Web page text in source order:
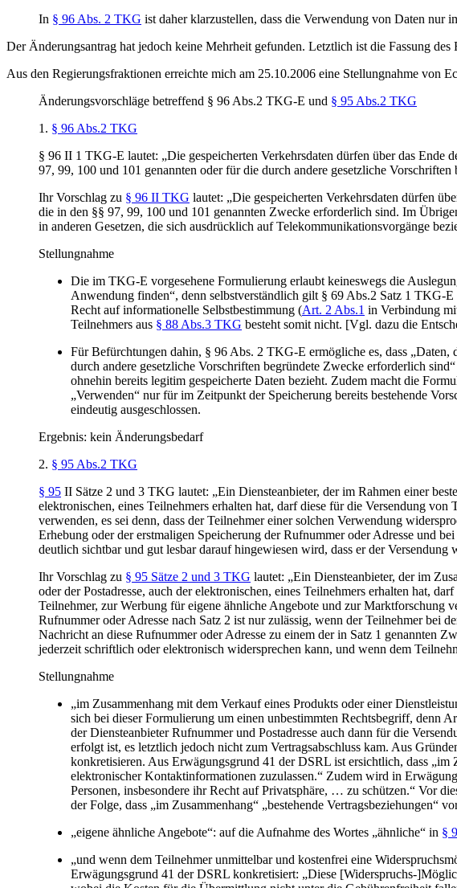
In § 96 Abs. 2 TKG ist daher klarzustellen, dass die Verwendung von Daten nur
Der Änderungsantrag hat jedoch keine Mehrheit gefunden. Letztlich ist die Fassung
Aus den Regierungsfraktionen erreichte mich am 25.10.2006 eine Stellungnahme von
Änderungsvorschläge betreffend § 96 Abs.2 TKG-E und § 95 Abs.2 TKG
1. § 96 Abs.2 TKG
§ 96 II 1 TKG-E lautet: „Die gespeicherten Verkehrsdaten dürfen über das
97, 99, 100 und 101 genannten oder für die durch andere gesetzliche
Ihr Vorschlag zu § 96 II TKG lautet: „Die gespeicherten Verkehrsdaten dürfen
die in den §§ 97, 99, 100 und 101 genannten Zwecke erforderlich sind. Im
in anderen Gesetzen, die sich ausdrücklich auf Telekommunikationsvorgänge
Stellungnahme
Die im TKG-E vorgesehene Formulierung erlaubt keineswegs die
Anwendung finden“, denn selbstverständlich gilt § 69 Abs.2 Satz 1 TKG-
Recht auf informationelle Selbstbestimmung (Art. 2 Abs.1 in Verbindung
Teilnehmers aus § 88 Abs.3 TKG besteht somit nicht. [Vgl. dazu die
Für Befürchtungen dahin, § 96 Abs. 2 TKG-E ermögliche es, dass
durch andere gesetzliche Vorschriften begründete Zwecke erforderlich
ohnehin bereits legitim gespeicherte Daten bezieht. Zudem macht die
„Verwenden“ nur für im Zeitpunkt der Speicherung bereits bestehende
eindeutig ausgeschlossen.
Ergebnis: kein Änderungsbedarf
2. § 95 Abs.2 TKG
§ 95 II Sätze 2 und 3 TKG lautet: „Ein Diensteanbieter, der im Rahmen einer
elektronischen, eines Teilnehmers erhalten hat, darf diese für die Versendung
verwenden, es sei denn, dass der Teilnehmer einer solchen Verwendung
Erhebung oder der erstmaligen Speicherung der Rufnummer oder Adresse und
deutlich sichtbar und gut lesbar darauf hingewiesen wird, dass er der
Ihr Vorschlag zu § 95 Sätze 2 und 3 TKG lautet: „Ein Diensteanbieter, der im
oder der Postadresse, auch der elektronischen, eines Teilnehmers erhalten hat,
Teilnehmer, zur Werbung für eigene ähnliche Angebote und zur Marktforschung
Rufnummer oder Adresse nach Satz 2 ist nur zulässig, wenn der Teilnehmer bei
Nachricht an diese Rufnummer oder Adresse zu einem der in Satz 1 genannten
jederzeit schriftlich oder elektronisch widersprechen kann, und wenn dem
Stellungnahme
„im Zusammenhang mit dem Verkauf eines Produkts oder einer
sich bei dieser Formulierung um einen unbestimmten Rechtsbegriff, denn
der Diensteanbieter Rufnummer und Postadresse auch dann für die
erfolgt ist, es letztlich jedoch nicht zum Vertragsabschluss kam. Aus
konkretisieren. Aus Erwägungsgrund 41 der DSRL ist ersichtlich, dass „im
elektronischer Kontaktinformationen zuzulassen.“ Zudem wird in
Personen, insbesondere ihr Recht auf Privatsphäre, … zu schützen.“ Vor
der Folge, dass „im Zusammenhang“ „bestehende Vertragsbeziehungen“
„eigene ähnliche Angebote“: auf die Aufnahme des Wortes „ähnliche“ in §
„und wenn dem Teilnehmer unmittelbar und kostenfrei eine
Erwägungsgrund 41 der DSRL konkretisiert: „Diese [Widerspruchs-